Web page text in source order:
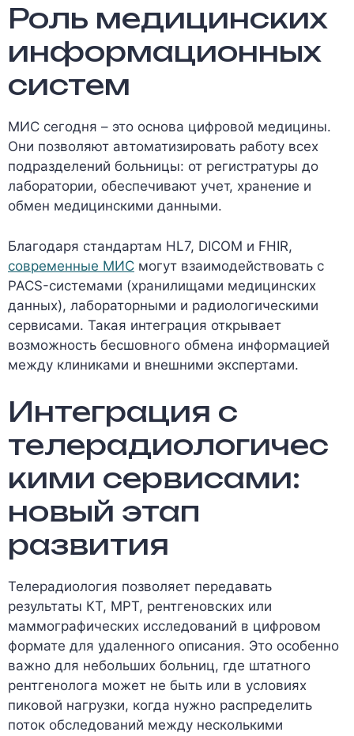
Роль медицинских
информационных
систем
МИС сегодня – это основа цифровой медицины.
Они позволяют автоматизировать работу всех
подразделений больницы: от регистратуры до
лаборатории, обеспечивают учет, хранение и
обмен медицинскими данными.
Благодаря стандартам HL7, DICOM и FHIR,
современные МИС могут взаимодействовать с
PACS-системами (хранилищами медицинских
данных), лабораторными и радиологическими
сервисами. Такая интеграция открывает
возможность бесшовного обмена информацией
между клиниками и внешними экспертами.
Интеграция с
телерадиологичес
кими сервисами:
новый этап
развития
Телерадиология позволяет передавать
результаты КТ, МРТ, рентгеновских или
маммографических исследований в цифровом
формате для удаленного описания. Это особенно
важно для небольших больниц, где штатного
рентгенолога может не быть или в условиях
пиковой нагрузки, когда нужно распределить
поток обследований между несколькими